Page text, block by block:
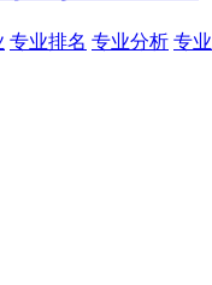
专业排名 专业分析 专